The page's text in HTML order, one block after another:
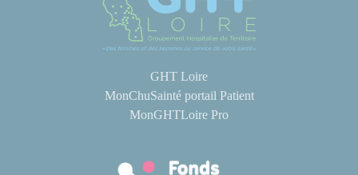
GHT Loire
MonChuSainté portail Patient
MonGHTLoire Pro